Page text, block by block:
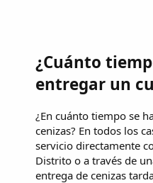
¿Cuánto
entregar un
¿En cuánto tiempo se
cenizas? En todos los
servicio directamente
Distrito o a través de
entrega de cenizas